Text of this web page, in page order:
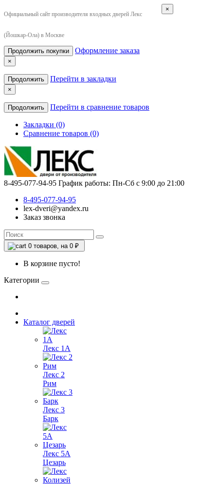
Официальный сайт производителя входных дверей Лекс
(Йошкар-Ола) в Москве
×
Продолжить покупки Оформление заказа
×
Продолжить Перейти в закладки
×
Продолжить Перейти в сравнение товаров
Закладки (0)
Сравнение товаров (0)
8-495-077-94-95 График работы: Пн-Сб с 9:00 до 21:00
8-495-077-94-95
lex-dveri@yandex.ru
Заказ звонка
0 товаров, на 0 ₽
В корзине пусто!
Категории
Каталог дверей
Лекс 1А
Лекс 2
Рим
Лекс 3
Барк
Лекс 5А
Цезарь